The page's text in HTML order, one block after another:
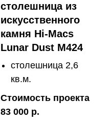
столешница из
искусственного
камня Hi-Macs
Lunar Dust M424
столешница 2,6
кв.м.
Стоимость проекта
83 000 р.